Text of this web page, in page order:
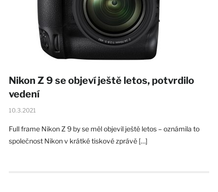
Nikon Z 9 se objeví ještě letos, potvrdilo
vedení
10.3.2021
Full frame Nikon Z 9 by se měl objevil ještě letos – oznámila to
společnost Nikon v krátké tiskové zprávě […]